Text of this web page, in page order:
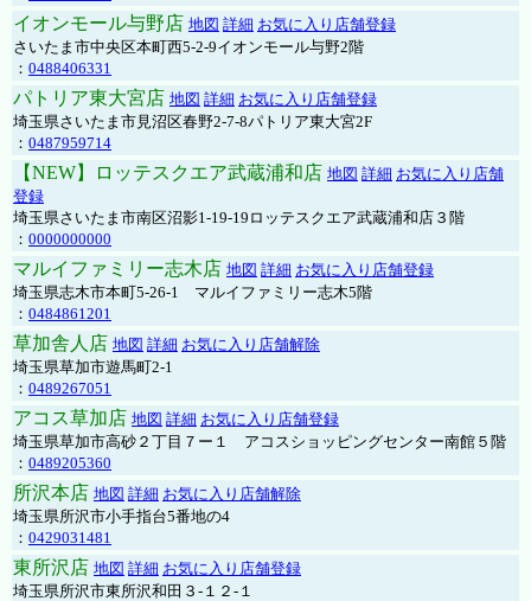
イオンモール与野店 地図 詳細 お気に入り店舗登録
さいたま市中央区本町西5-2-9イオンモール与野2階
： 0488406331
パトリア東大宮店 地図 詳細 お気に入り店舗登録
埼玉県さいたま市見沼区春野2-7-8パトリア東大宮2F
： 0487959714
【NEW】ロッテスクエア武蔵浦和店 地図 詳細 お気に入り店舗
登録
埼玉県さいたま市南区沼影1-19-19ロッテスクエア武蔵浦和店３階
： 0000000000
マルイファミリー志木店 地図 詳細 お気に入り店舗登録
埼玉県志木市本町5-26-1 マルイファミリー志木5階
： 0484861201
草加舎人店 地図 詳細 お気に入り店舗解除
埼玉県草加市遊馬町2-1
： 0489267051
アコス草加店 地図 詳細 お気に入り店舗登録
埼玉県草加市高砂２丁目７ー１ アコスショッピングセンター南館５階
： 0489205360
所沢本店 地図 詳細 お気に入り店舗解除
埼玉県所沢市小手指台5番地の4
： 0429031481
東所沢店 地図 詳細 お気に入り店舗登録
埼玉県所沢市東所沢和田３-１２-１